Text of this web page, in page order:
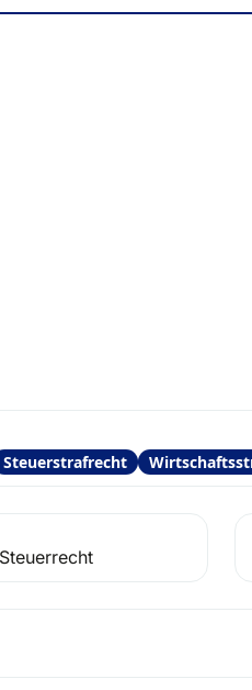
Steuerstrafrecht